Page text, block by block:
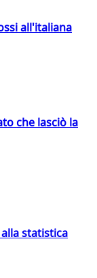
all'italiana
che lasciò la
statistica